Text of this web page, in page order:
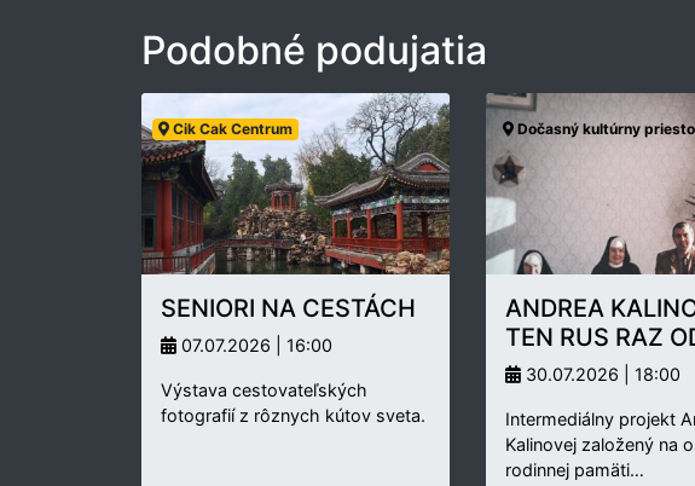
Podobné podujatia
Cik Cak Centrum
SENIORI NA CESTÁCH
07.07.2026 | 16:00
Výstava cestovateľských
fotografií z rôznych kútov sveta.
Dočasný kultúrny
ANDREA
TEN RUS RAZ
30.07.2026 | 18:00
Intermediálny projekt
Kalinovej založený na
rodinnej pamäti…